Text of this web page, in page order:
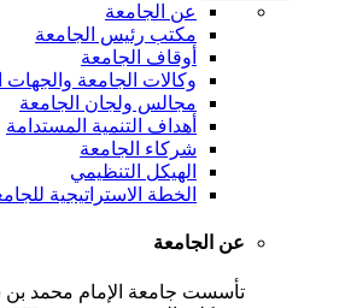
عن الجامعة
مكتب رئيس الجامعة
أوقاف الجامعة
وكالات الجامعة والجهات
مجالس ولجان الجامعة
أهداف التنمية المستدامة
شركاء الجامعة
الهيكل التنظيمي
الخطة الاستراتيجية
عن الجامعة
تأسست جامعة الإمام محمد بن